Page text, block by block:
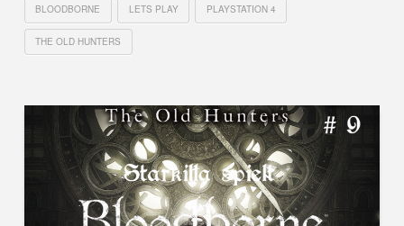
BLOODBORNE LETS PLAY PLAYSTATION 4
THE OLD HUNTERS